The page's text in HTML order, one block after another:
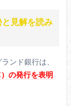
見解を読み
ンド銀行は、
の発行を表明